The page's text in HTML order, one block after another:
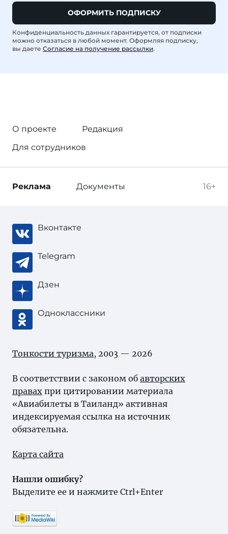
ОФОРМИТЬ ПОДПИСКУ
Конфиденциальность данных гарантируется, от подписки
можно отказаться в любой момент. Оформляя подписку,
вы даете Согласие на получение рассылки.
О проекте
Редакция
Для сотрудников
16+
Реклама Документы
Вконтакте
Telegram
Дзен
Одноклассники
Тонкости туризма, 2003 — 2026
В соответствии с законом об авторских
правах при цитировании материала
«Авиабилеты в Таиланд» активная
индексируемая ссылка на источник
обязательна.
Карта сайта
Нашли ошибку?
Выделите ее и нажмите Ctrl+Enter